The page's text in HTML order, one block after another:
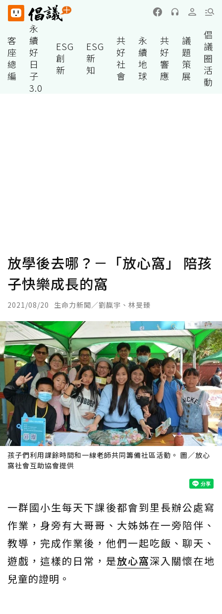
客
座
總
編
永
續
好
日
子
3.0
ESG
創
新
ESG
新
知
共
好
社
會
永
續
地
球
共
好
響
應
議
題
策
展
倡
議
圈
活
動
放學後去哪？－「放心窩」 陪孩
子快樂成長的窩
2021/08/20 生命力新聞／劉靝宇、林旻臻
孩子們利用課餘時間和一線老師共同籌備社區活動。 圖／放心
窩社會互助協會提供
一群國小生每天下課後都會到里長辦公處寫
作業，身旁有大哥哥、大姊姊在一旁陪伴、
教導，完成作業後，他們一起吃飯、聊天、
遊戲，這樣的日常，是放心窩深入關懷在地
兒童的證明。